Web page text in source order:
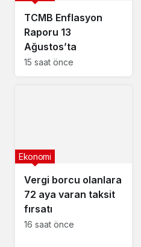
TCMB Enflasyon
Raporu 13
Ağustos’ta
15 saat önce
Vergi borcu olanlara
72 aya varan taksit
fırsatı
Ekonomi
16 saat önce